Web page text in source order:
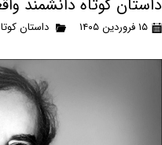
داستان کوتاه دانشمند
۱۵ فروردین ۱۴۰۵ داستان